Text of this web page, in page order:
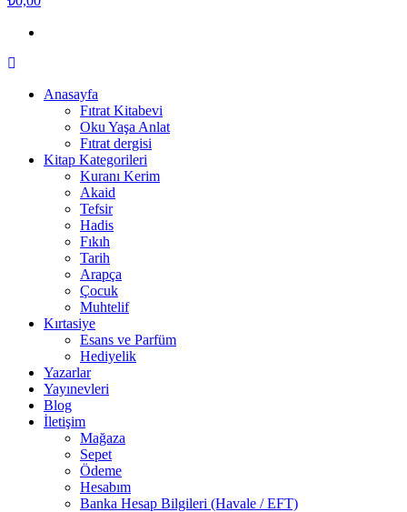
Anasayfa
Fıtrat Kitabevi
Oku Yaşa Anlat
Fıtrat dergisi
Kitap Kategorileri
Kuranı Kerim
Akaid
Tefsir
Hadis
Fıkıh
Tarih
Arapça
Çocuk
Muhtelif
Kırtasiye
Esans ve Parfüm
Hediyelik
Yazarlar
Yayınevleri
Blog
İletişim
Mağaza
Sepet
Ödeme
Hesabım
Banka Hesap Bilgileri (Havale / EFT)